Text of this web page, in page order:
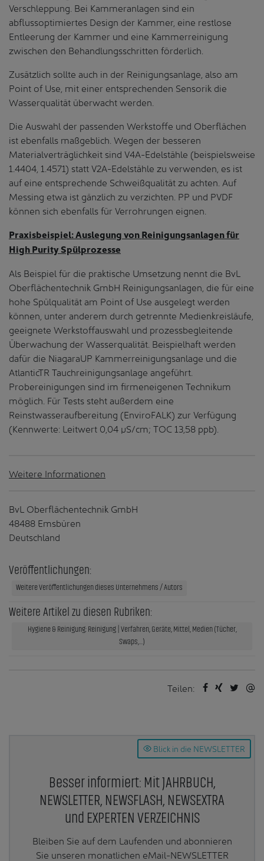
Verschleppung. Bei Kammeranlagen sind ein
abflussoptimiertes Design der Kammer, eine restlose
Entleerung der Kammer und eine Kammerreinigung
zwischen den Behandlungsschritten förderlich.
Zusätzlich sollte auch in der Reinigungsanlage, also am
Point of Use, mit einer entsprechenden Sensorik die
Wasserqualität überwacht werden.
Die Auswahl der passenden Werkstoffe und Oberflächen
ist ebenfalls maßgeblich. Wegen der besseren
Materialverträglichkeit sind V4A-Edelstähle (beispielsweise
1.4404, 1.4571) statt V2A-Edelstähle zu verwenden, es ist
auf eine entsprechende Schweißqualität zu achten. Auf
Messing etwa ist gänzlich zu verzichten. PP und PVDF
können sich ebenfalls für Verrohrungen eignen.
Praxisbeispiel: Auslegung von Reinigungsanlagen für
High Purity Spülprozesse
Als Beispiel für die praktische Umsetzung nennt die BvL
Oberflächentechnik GmbH Reinigungsanlagen, die für eine
hohe Spülqualität am Point of Use ausgelegt werden
können, unter anderem durch getrennte Medienkreisläufe,
geeignete Werkstoffauswahl und prozessbegleitende
Überwachung der Wasserqualität. Beispielhaft werden
dafür die NiagaraUP Kammerreinigungsanlage und die
AtlanticTR Tauchreinigungsanlage angeführt.
Probereinigungen sind im firmeneigenen Technikum
möglich. Für Tests steht außerdem eine
Reinstwasseraufbereitung (EnviroFALK) zur Verfügung
(Kennwerte: Leitwert 0,04 µS/cm; TOC 13,58 ppb).
Weitere Informationen
BvL Oberflächentechnik GmbH
48488 Emsbüren
Deutschland
Veröffentlichungen:
Weitere Veröffentlichungen dieses Unternehmens / Autors
Weitere Artikel zu diesen Rubriken:
Hygiene & Reinigung: Reinigung | Verfahren, Geräte, Mittel, Medien (Tücher,
Swaps,...)
Teilen:
Blick in die NEWSLETTER
Besser informiert: Mit JAHRBUCH,
NEWSLETTER, NEWSFLASH, NEWSEXTRA
und EXPERTEN VERZEICHNIS
Bleiben Sie auf dem Laufenden und abonnieren
Sie unseren monatlichen eMail-NEWSLETTER